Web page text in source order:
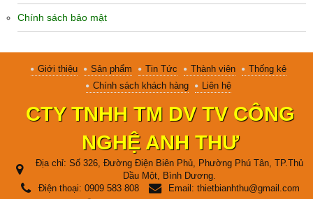
Chính sách bảo mật
Giới thiệu Sản phẩm Tin Tức Thành viên
Thống kê
Chính sách khách hàng
Liên hệ
CTY TNHH TM DV TV CÔNG
NGHỆ ANH THƯ
Địa chỉ: Số 326, Đường Điện Biên Phủ, Phường Phú Tân, TP.Thủ
Dầu Một, Bình Dương.
Điện thoại: 0909 583 808 Email: thietbianhthu@gmail.com